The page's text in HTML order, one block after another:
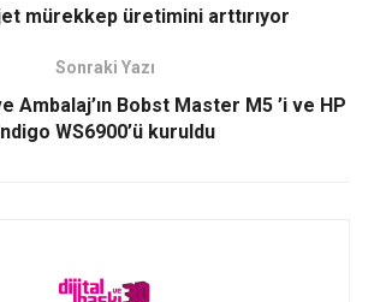
mürekkep üretimini arttırıyor
Sonraki Yazı
Ambalaj’ın Bobst Master M5 ’i ve HP
WS6900’ü kuruldu